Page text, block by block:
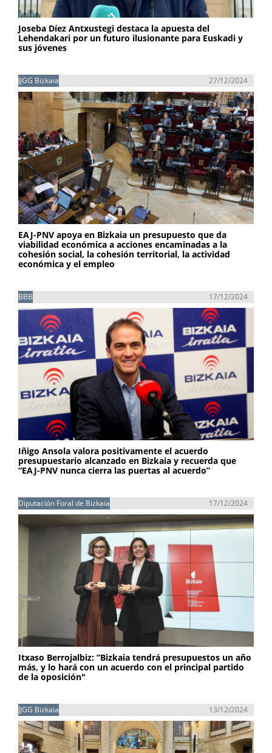
Joseba Díez Antxustegi destaca la apuesta del
Lehendakari por un futuro ilusionante para Euskadi y
sus jóvenes
JJGG Bizkaia 27/12/2024
EAJ-PNV apoya en Bizkaia un presupuesto que da
viabilidad económica a acciones encaminadas a la
cohesión social, la cohesión territorial, la actividad
económica y el empleo
BBB 17/12/2024
Iñigo Ansola valora positivamente el acuerdo
presupuestario alcanzado en Bizkaia y recuerda que
“EAJ-PNV nunca cierra las puertas al acuerdo”
Diputación Foral de Bizkaia 17/12/2024
Itxaso Berrojalbiz: “Bizkaia tendrá presupuestos un año
más, y lo hará con un acuerdo con el principal partido
de la oposición"
JJGG Bizkaia 13/12/2024